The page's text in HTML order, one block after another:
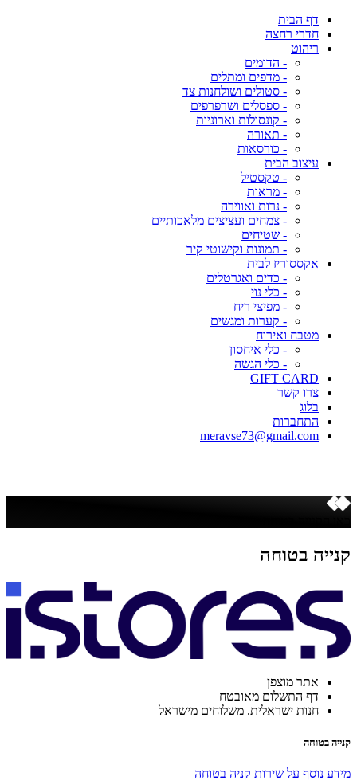
דף הבית
חדרי רחצה
ריהוט
- הדומים
- מדפים ומתלים
- סטולים ושולחנות צד
- ספסלים ושרפרפים
- קונסולות וארוניות
- תאורה
- כורסאות
עיצוב הבית
- טקסטיל
- מראות
- נרות ואווירה
- צמחים ועציצים מלאכותיים
- שטיחים
- תמונות וקישוטי קיר
אקססוריז לבית
- כדים ואגרטלים
- כלי נוי
- מפיצי ריח
- קערות ומגשים
מטבח ואירוח
- כלי איחסון
- כלי הגשה
GIFT CARD
צרו קשר
בלוג
התחברות
meravse73@gmail.com
קנייה בטוחה
אתר מוצפן
דף התשלום מאובטח
חנות ישראלית. משלוחים מישראל
קנייה בטוחה
מידע נוסף על שירות קניה בטוחה